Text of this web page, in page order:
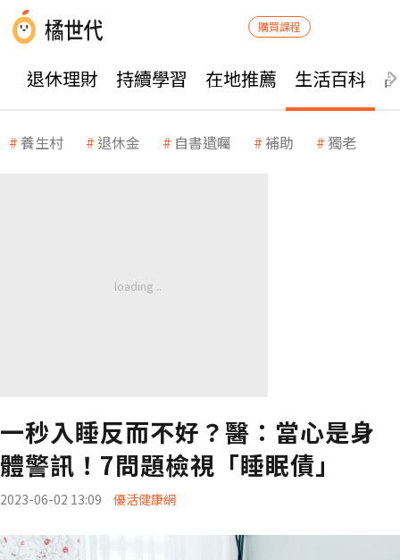
購買課程
退休理財 持續學習 在地推薦 生活百科
養生村 退休金 自書遺囑 補助 獨老
一秒入睡反而不好？醫：當心是身
體警訊！7問題檢視「睡眠債」
2023-06-02 13:09 優活健康網